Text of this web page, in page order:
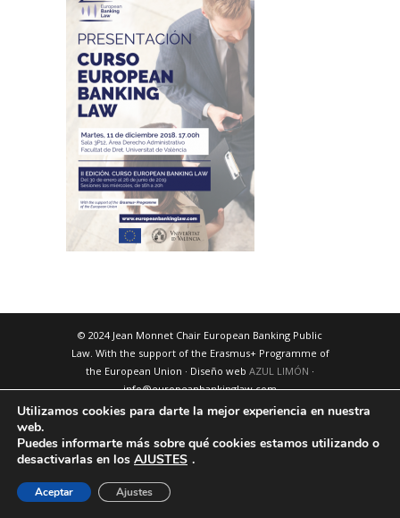
© 2024 Jean Monnet Chair European Banking Public
Law. With the support of the Erasmus+ Programme of
the European Union · Diseño web AZUL LIMÓN ·
info@europeanbankinglaw.com
Utilizamos cookies para darte la mejor experiencia en nuestra
web.
Puedes informarte más sobre qué cookies estamos utilizando o
desactivarlas en los AJUSTES .
Aceptar Ajustes